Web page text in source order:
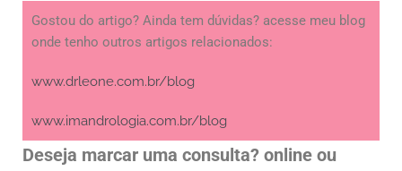
Gostou do artigo? Ainda tem dúvidas? acesse meu blog
onde tenho outros artigos relacionados:
www.drleone.com.br/blog
www.imandrologia.com.br/blog
Deseja marcar uma consulta? online ou